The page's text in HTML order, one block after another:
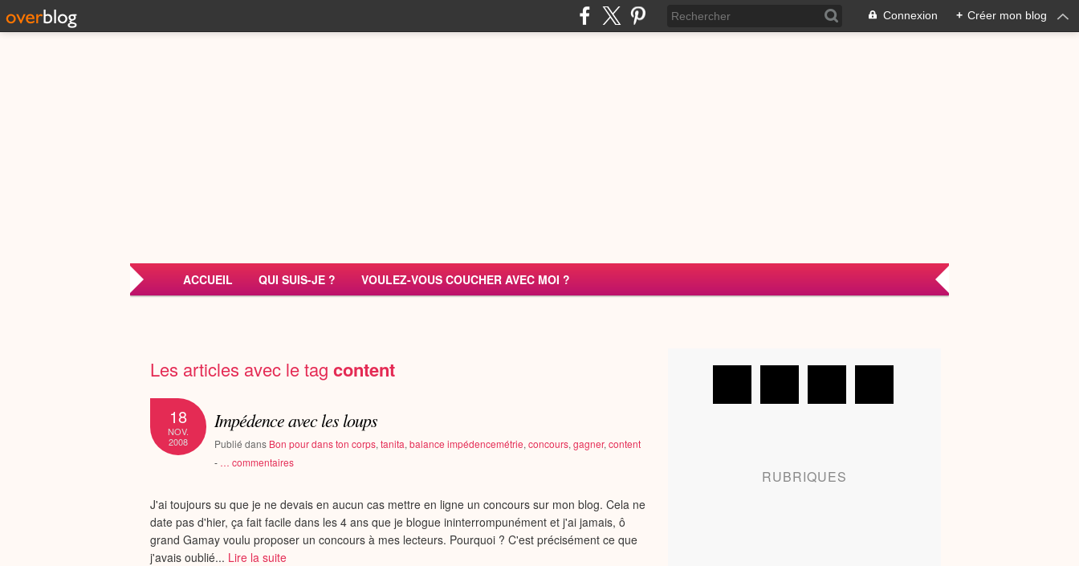
Connexion + Créer mon blog
ACCUEIL QUI SUIS-JE ? VOULEZ-VOUS COUCHER AVEC MOI ?
Les articles avec le tag content
18
NOV.
2008
Impédence avec les loups
Publié dans Bon pour dans ton corps, tanita, balance impédencemétrie, concours, gagner, content
- … commentaires
J'ai toujours su que je ne devais en aucun cas mettre en ligne un concours sur mon blog. Cela ne
date pas d'hier, ça fait facile dans les 4 ans que je blogue ininterrompunément et j'ai jamais, ô
grand Gamay voulu proposer un concours à mes lecteurs. Pourquoi ? C'est précisément ce que
j'avais oublié... Lire la suite
RUBRIQUES